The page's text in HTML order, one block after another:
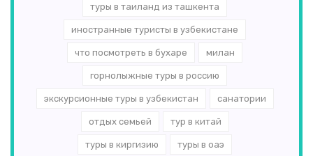
туры в таиланд из ташкента
иностранные туристы в узбекистане
что посмотреть в бухаре милан
горнолыжные туры в россию
экскурсионные туры в узбекистан санатории
отдых семьей тур в китай
туры в киргизию туры в оаэ